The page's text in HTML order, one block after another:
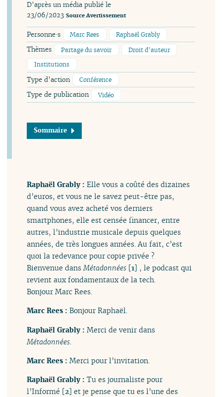
D’après un média publié le
23/06/2023 Source Avertissement
Personne·s Marc Rees Raphaël Grably
Thèmes Partage du savoir
Droit d’auteur
Institutions
Type d’action Conférence
Type de publication Vidéo
Sommaire
Raphaël Grably :Elle vous a coûté des dizaines
d’euros, et vous ne le savez peut-être pas,
quand vous avez acheté vos derniers
smartphones, elle est censée financer, entre
autres, l’industrie musicale depuis quelques
années, de très longues années. Au fait, c’est
quoi la redevance pour copie privée ?
Bienvenue dansMétadonnées [1] , le podcast qui
revient aux fondamentaux de la tech.
Bonjour Marc Rees.
Marc Rees :Bonjour Raphaël.
Raphaël Grably :Merci de venir dans
Métadonnées
Marc Rees :Merci pour l’invitation.
Raphaël Grably :Tu es journaliste pour
l’Informé [2] et je pense que tu es l’une des